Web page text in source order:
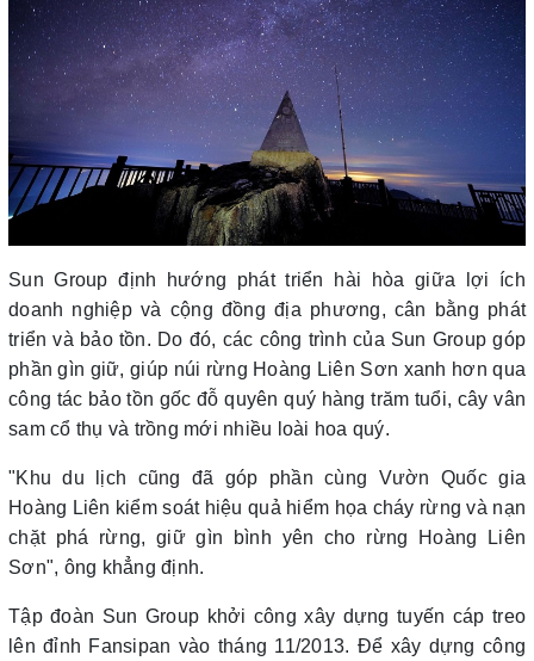
Sun Group định hướng phát triển hài hòa giữa lợi ích
doanh nghiệp và cộng đồng địa phương, cân bằng phát
triển và bảo tồn. Do đó, các công trình của Sun Group góp
phần gìn giữ, giúp núi rừng Hoàng Liên Sơn xanh hơn qua
công tác bảo tồn gốc đỗ quyên quý hàng trăm tuổi, cây vân
sam cổ thụ và trồng mới nhiều loài hoa quý.
"Khu du lịch cũng đã góp phần cùng Vườn Quốc gia
Hoàng Liên kiểm soát hiệu quả hiểm họa cháy rừng và nạn
chặt phá rừng, giữ gìn bình yên cho rừng Hoàng Liên
Sơn", ông khẳng định.
Tập đoàn Sun Group khởi công xây dựng tuyến cáp treo
lên đỉnh Fansipan vào tháng 11/2013. Để xây dựng công